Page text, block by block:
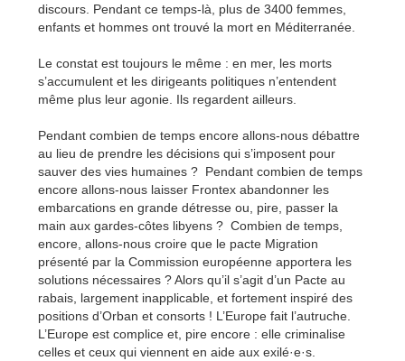
discours. Pendant ce temps-là, plus de 3400 femmes,
enfants et hommes ont trouvé la mort en Méditerranée.
Le constat est toujours le même : en mer, les morts
s’accumulent et les dirigeants politiques n’entendent
même plus leur agonie. Ils regardent ailleurs.
Pendant combien de temps encore allons-nous débattre
au lieu de prendre les décisions qui s’imposent pour
sauver des vies humaines ? Pendant combien de temps
encore allons-nous laisser Frontex abandonner les
embarcations en grande détresse ou, pire, passer la
main aux gardes-côtes libyens ? Combien de temps,
encore, allons-nous croire que le pacte Migration
présenté par la Commission européenne apportera les
solutions nécessaires ? Alors qu’il s’agit d’un Pacte au
rabais, largement inapplicable, et fortement inspiré des
positions d’Orban et consorts ! L’Europe fait l’autruche.
L’Europe est complice et, pire encore : elle criminalise
celles et ceux qui viennent en aide aux exilé·e·s.